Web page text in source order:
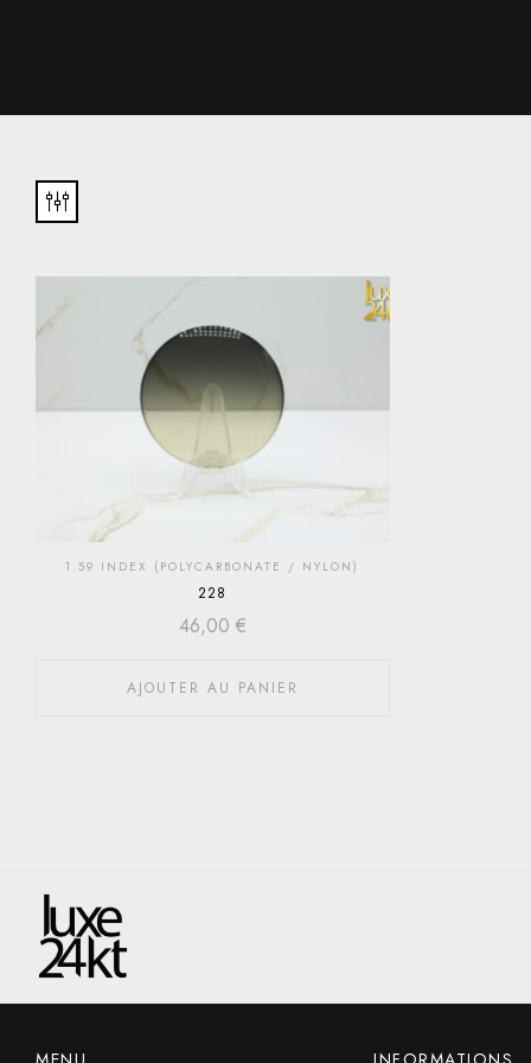
1.59 INDEX (POLYCARBONATE / NYLON)
228
46,00 €
AJOUTER AU PANIER